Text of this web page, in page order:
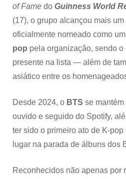
of Fame do Guinness World
(17), o grupo alcançou mais
oficialmente nomeado como
pop pela organização, sendo o
presente na lista — além de
asiático entre os
Desde 2024, o BTS se
ouvido e seguido do Spotify,
ter sido o primeiro ato de K-
lugar na parada de álbuns dos
Reconhecidos não apenas por